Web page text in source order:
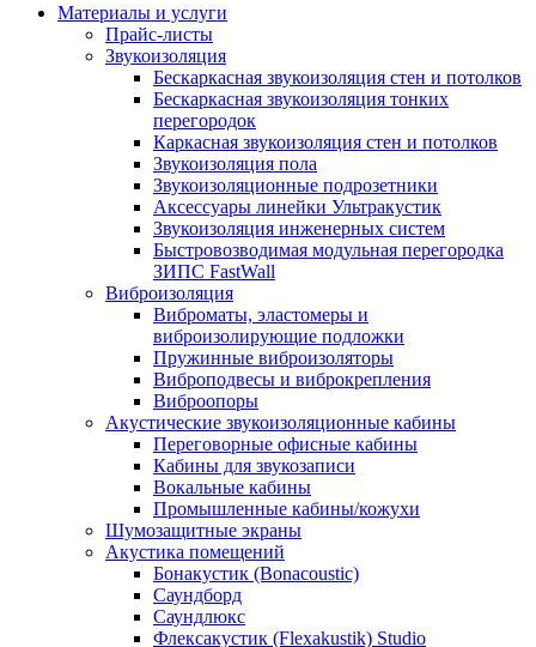
Материалы и услуги
Прайс-листы
Звукоизоляция
Бескаркасная звукоизоляция стен и потолков
Бескаркасная звукоизоляция тонких
перегородок
Каркасная звукоизоляция стен и потолков
Звукоизоляция пола
Звукоизоляционные подрозетники
Аксессуары линейки Ультракустик
Звукоизоляция инженерных систем
Быстровозводимая модульная перегородка
ЗИПС FastWall
Виброизоляция
Виброматы, эластомеры и
виброизолирующие подложки
Пружинные виброизоляторы
Виброподвесы и виброкрепления
Виброопоры
Акустические звукоизоляционные кабины
Переговорные офисные кабины
Кабины для звукозаписи
Вокальные кабины
Промышленные кабины/кожухи
Шумозащитные экраны
Акустика помещений
Бонакустик (Bonacoustic)
Саундборд
Саундлюкс
Флексакустик (Flexakustik) Studio